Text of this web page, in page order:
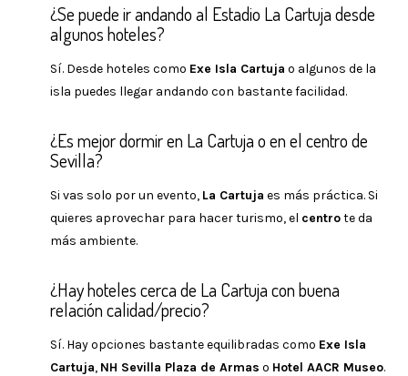
¿Se puede ir andando al Estadio La Cartuja desde
algunos hoteles?
Sí. Desde hoteles como Exe Isla Cartuja o algunos de la
isla puedes llegar andando con bastante facilidad.
¿Es mejor dormir en La Cartuja o en el centro de
Sevilla?
Si vas solo por un evento, La Cartuja es más práctica. Si
quieres aprovechar para hacer turismo, el centrote da
más ambiente.
¿Hay hoteles cerca de La Cartuja con buena
relación calidad/precio?
Sí. Hay opciones bastante equilibradas como Exe Isla
Cartuja, NH Sevilla Plaza de Armas o Hotel AACR Museo.